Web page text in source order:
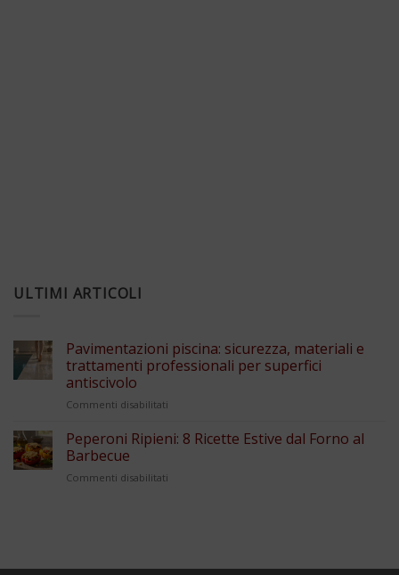
ULTIMI ARTICOLI
Pavimentazioni piscina: sicurezza, materiali e
trattamenti professionali per superfici
antiscivolo
Commenti disabilitati
piscina:
Peperoni Ripieni: 8 Ricette Estive dal Forno al
Barbecue
Commenti disabilitati
dal